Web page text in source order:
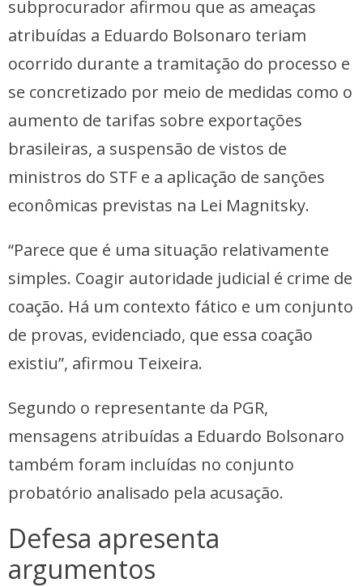
subprocurador afirmou que as ameaças
atribuídas a Eduardo Bolsonaro teriam
ocorrido durante a tramitação do processo e
se concretizado por meio de medidas como o
aumento de tarifas sobre exportações
brasileiras, a suspensão de vistos de
ministros do STF e a aplicação de sanções
econômicas previstas na Lei Magnitsky.
“Parece que é uma situação relativamente
simples. Coagir autoridade judicial é crime de
coação. Há um contexto fático e um conjunto
de provas, evidenciado, que essa coação
existiu”, afirmou Teixeira.
Segundo o representante da PGR,
mensagens atribuídas a Eduardo Bolsonaro
também foram incluídas no conjunto
probatório analisado pela acusação.
Defesa apresenta
argumentos